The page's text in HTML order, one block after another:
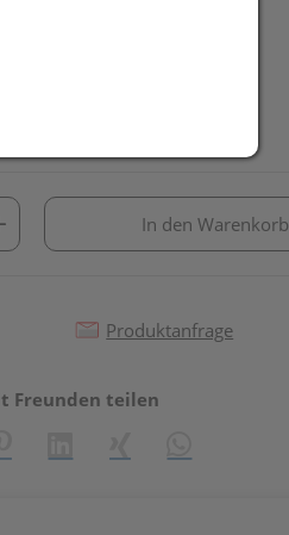
In den Warenkorb
Produktanfrage
Freunden teilen